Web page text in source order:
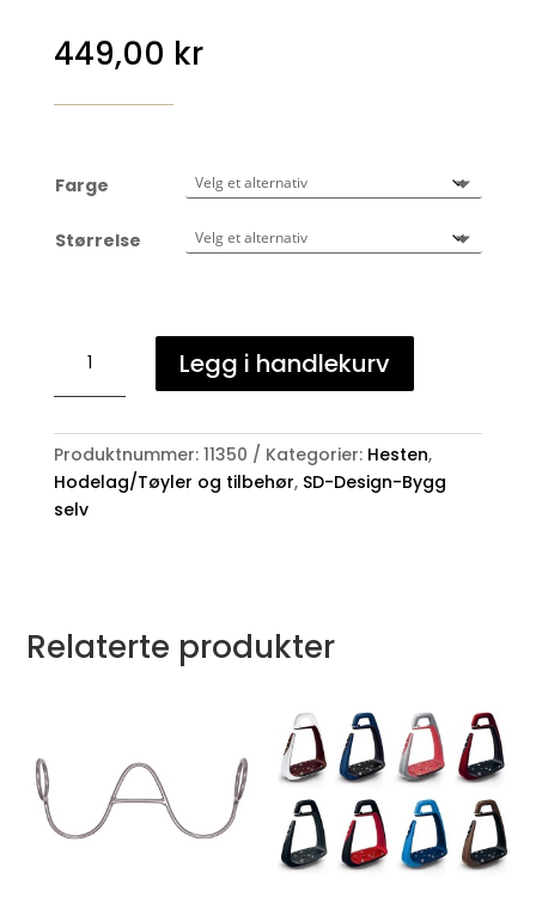
449,00 kr
Farge
Størrelse
Design
enkel
antall
Legg i handlekurv
Produktnummer: 11350 Kategorier: Hesten,
Hodelag/Tøyler og tilbehør, SD-Design-Bygg
selv
Relaterte produkter